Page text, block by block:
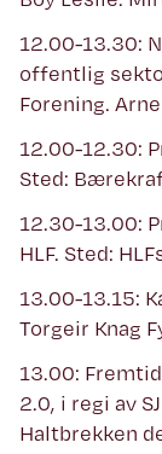
12.00-13.30:
offentlig
Forening.
12.00-12.30:
Sted:
12.30-13.00:
HLF. Sted:
13.00-13.15:
Torgeir Knag
13.00:
2.0, i regi av
Haltbrekken